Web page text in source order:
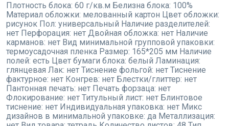
Плотность блока: 60 г/кв.м Белизна блока: 100%
Материал обложки: мелованный картон Цвет обложки:
рисунок Пол: универсальный Наличие разделителей:
нет Перфорация: нет Двойная обложка: нет Наличие
карманов: нет Вид минимальной групповой упаковки:
термоусадочная пленка Размер: 165*205 мм Наличие
полей: есть Цвет бумаги блока: белый Ламинация:
глянцевая Лак: нет Тиснение фольгой: нет Тиснение
фактурное: нет Конгрев: нет Блестки/глиттер: нет
Пантонная печать: нет Печать форзаца: нет
Флокирование: нет Титульный лист: нет Блинтовое
тиснение: нет Индивидуальная упаковка: нет Микс
дизайнов в минимальной упаковке: да Металлизация: